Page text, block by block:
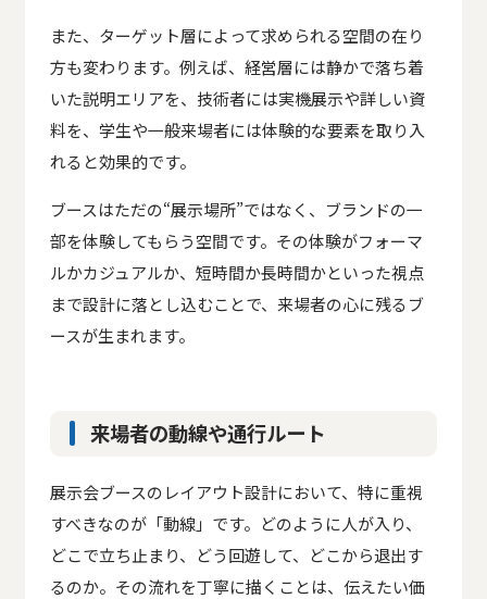
また、ターゲット層によって求められる空間の在り
方も変わります。例えば、経営層には静かで落ち着
いた説明エリアを、技術者には実機展示や詳しい資
料を、学生や一般来場者には体験的な要素を取り入
れると効果的です。
ブースはただの“展示場所”ではなく、ブランドの一
部を体験してもらう空間です。その体験がフォーマ
ルかカジュアルか、短時間か長時間かといった視点
まで設計に落とし込むことで、来場者の心に残るブ
ースが生まれます。
来場者の動線や通行ルート
展示会ブースのレイアウト設計において、特に重視
すべきなのが「動線」です。どのように人が入り、
どこで立ち止まり、どう回遊して、どこから退出す
るのか。その流れを丁寧に描くことは、伝えたい価